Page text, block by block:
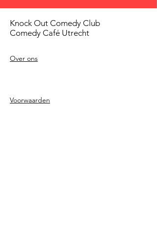
Knock Out Comedy Club
Comedy Café Utrecht
Over ons
Voorwaarden